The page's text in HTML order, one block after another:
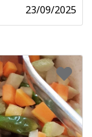
23/09/2025